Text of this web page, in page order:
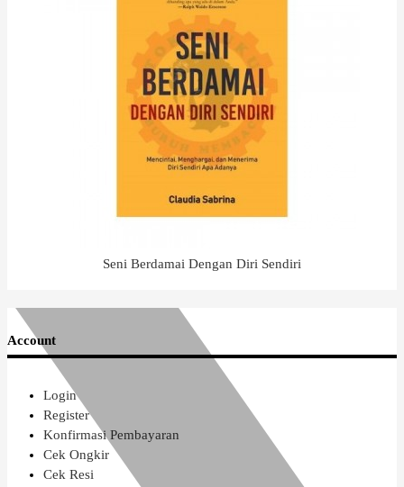
Seni Berdamai Dengan Diri Sendiri
Account
Login
Register
Konfirmasi Pembayaran
Cek Ongkir
Cek Resi